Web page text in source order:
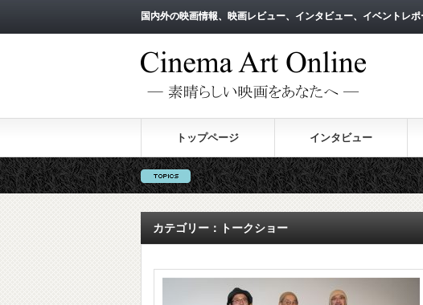
国内外の映画情報、映画レビュー、インタビュー、イベントレ
国内外の映画情報、映画レビュー、インタビュー、イベントレ
トップページ インタビュー
カテゴリー：トークショー